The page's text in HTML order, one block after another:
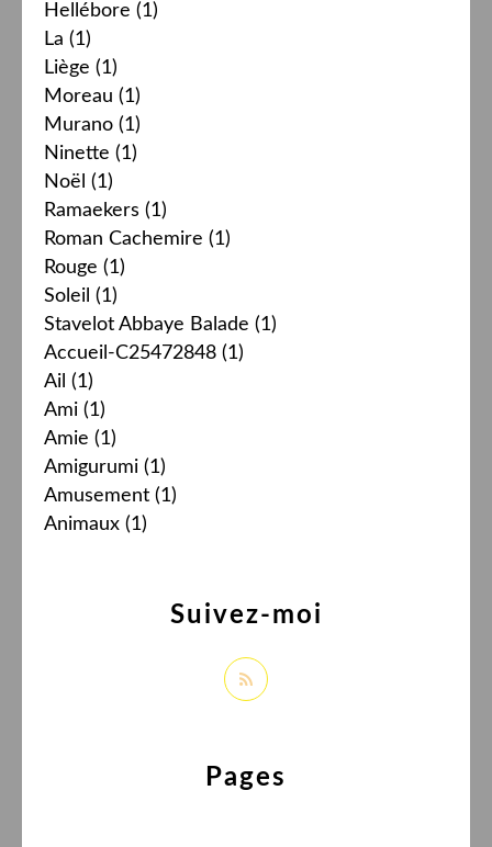
Hellébore (1)
La (1)
Liège (1)
Moreau (1)
Murano (1)
Ninette (1)
Noël (1)
Ramaekers (1)
Roman Cachemire (1)
Rouge (1)
Soleil (1)
Stavelot Abbaye Balade (1)
Accueil-C25472848 (1)
Ail (1)
Ami (1)
Amie (1)
Amigurumi (1)
Amusement (1)
Animaux (1)
Pages
Suivez-moi